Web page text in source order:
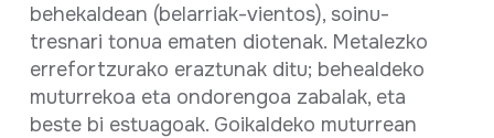
behekaldean (belarriak-vientos), soinu-
tresnari tonua ematen diotenak. Metalezko
errefortzurako eraztunak ditu; behealdeko
muturrekoa eta ondorengoa zabalak, eta
beste bi estuagoak. Goikaldeko muturrean